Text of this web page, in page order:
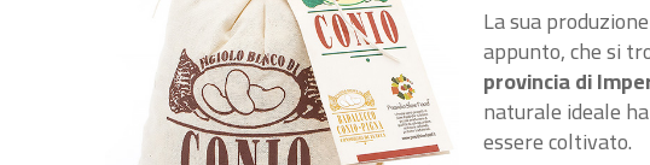
La sua
appunto, che si
provincia di
naturale ideale
essere coltivato.